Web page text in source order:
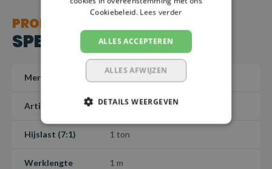
PRODUCT
SPECIFICATIES
Merk SafetyLoad
Artikelnummer RZ10-100/top-10
Hijslast (7:1) 1 ton
Werklengte 1 m
Cookiebeleid. Lees verder
ALLES ACCEPTEREN
ALLES AFWIJZEN
DETAILS WEERGEVEN